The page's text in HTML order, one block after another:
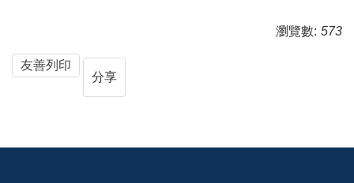
瀏覽數: 573
友善列印
分享